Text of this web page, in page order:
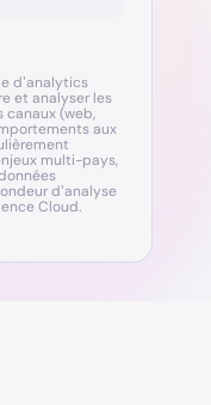
d’analytics
et analyser les
canaux (web,
aux
multi-pays,
d’analyse
Cloud.